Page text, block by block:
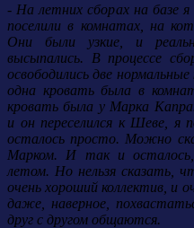
- На летних сборах на базе
поселили в комнатах, на
Они были узкие, и
высыпались. В процессе
освободились две
одна кровать была в
кровать была у Марка
и он переселился к Шеве, я
осталось просто. Можно
Марком. И так и
летом. Но нельзя сказать,
очень хороший коллектив, и
даже, наверное,
друг с другом общаются.